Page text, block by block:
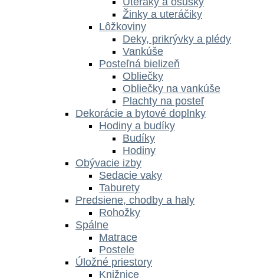
Žinky a uteráčiky
Lôžkoviny
Deky, prikrývky a plédy
Vankúše
Posteľná bielizeň
Obliečky
Obliečky na vankúše
Plachty na posteľ
Dekorácie a bytové doplnky
Hodiny a budíky
Budíky
Hodiny
Obývacie izby
Sedacie vaky
Taburety
Predsiene, chodby a haly
Rohožky
Spálne
Matrace
Postele
Úložné priestory
Knižnice